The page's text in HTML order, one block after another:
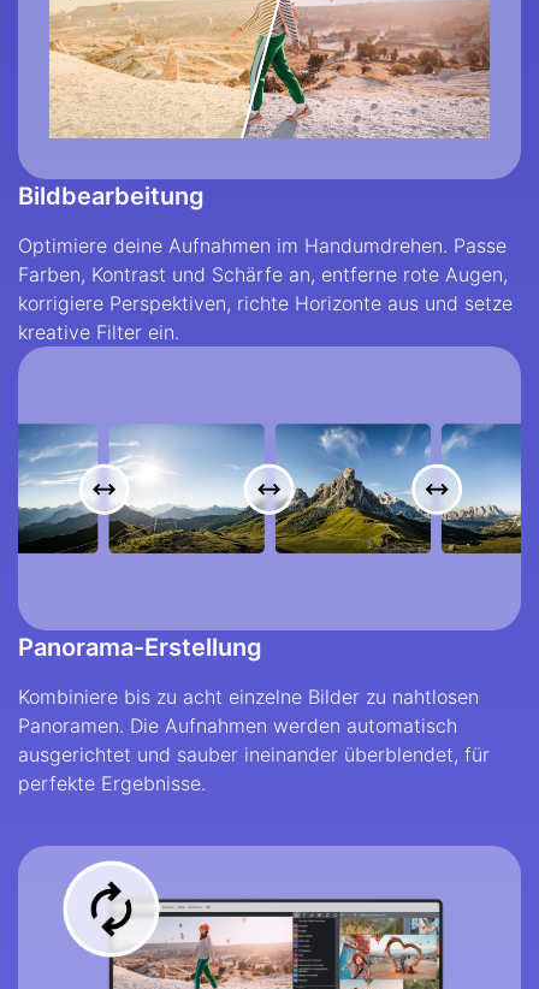
Bildbearbeitung
Optimiere deine Aufnahmen im Handumdrehen. Passe
Farben, Kontrast und Schärfe an, entferne rote Augen,
korrigiere Perspektiven, richte Horizonte aus und setze
kreative Filter ein.
Panorama-Erstellung
Kombiniere bis zu acht einzelne Bilder zu nahtlosen
Panoramen. Die Aufnahmen werden automatisch
ausgerichtet und sauber ineinander überblendet, für
perfekte Ergebnisse.